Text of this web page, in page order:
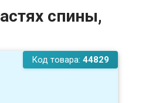
спины,
Код товара: 44829